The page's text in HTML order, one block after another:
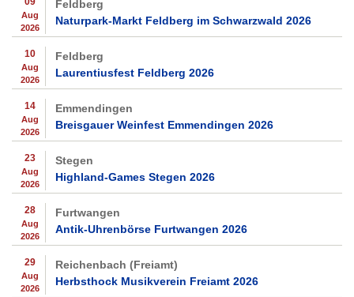
Aug
2026
Feldberg
Naturpark-Markt Feldberg im Schwarzwald 2026
10
Aug
2026
Feldberg
Laurentiusfest Feldberg 2026
14
Aug
2026
Emmendingen
Breisgauer Weinfest Emmendingen 2026
23
Aug
2026
Stegen
Highland-Games Stegen 2026
28
Aug
2026
Furtwangen
Antik-Uhrenbörse Furtwangen 2026
29
Aug
2026
Reichenbach (Freiamt)
Herbsthock Musikverein Freiamt 2026